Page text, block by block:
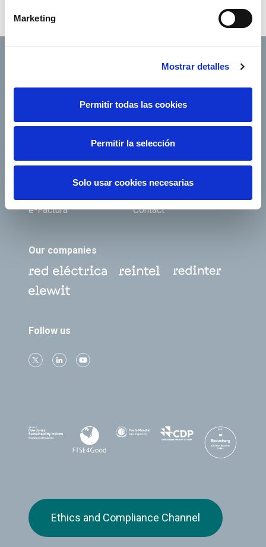
Marketing
Mostrar detalles
Permitir todas las cookies
Permitir la selección
Solo usar cookies necesarias
Our services
Jobs
Press office
Shareholders and
Corporate Governance
Annual General
Shareholders’ Meeting
Suppliers
e-Factura Contact
Our companies
Follow us
Ethics and Compliance Channel